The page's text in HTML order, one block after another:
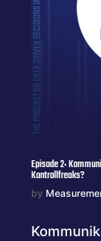
Episode 2:
Kontrollfreaks?
by